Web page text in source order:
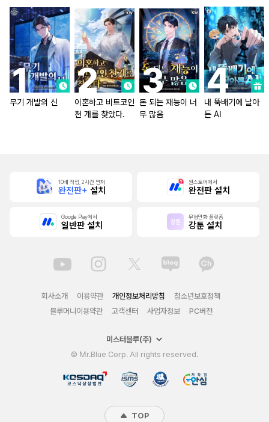
무기 개발의 신
이혼하고 비트코인
천 개를 찾았다.
돈 되는 재능이 너
무 많음
내 뚝배기에 날아
든 AI
10배 적립, 2시간 먼저
완전판+ 설치
원스토어에서
완전판 설치
Google Play에서
일반판 설치
무협만화 플랫폼
강툰 설치
회사소개 이용약관 개인정보처리방침
청소년보호정책
블루머니이용약관
고객센터 사업자정보 PC버전
미스터블루(주)
© Mr.Blue Corp. All rights reserved.
TOP